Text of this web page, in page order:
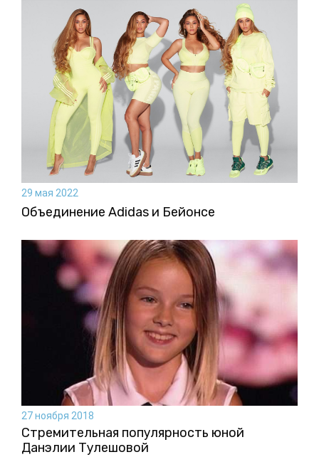
29 мая 2022
Объединение Adidas и Бейонсе
27 ноября 2018
Стремительная популярность юной
Данэлии Тулешовой